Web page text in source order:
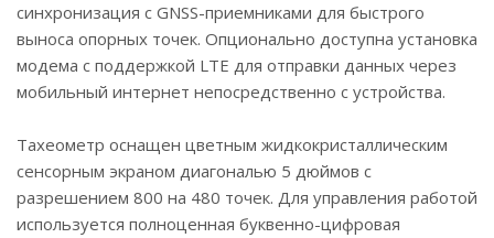
синхронизация с GNSS-приемниками для быстрого
выноса опорных точек. Опционально доступна установка
модема с поддержкой LTE для отправки данных через
мобильный интернет непосредственно с устройства.
Тахеометр оснащен цветным жидкокристаллическим
сенсорным экраном диагональю 5 дюймов с
разрешением 800 на 480 точек. Для управления работой
используется полноценная буквенно-цифровая